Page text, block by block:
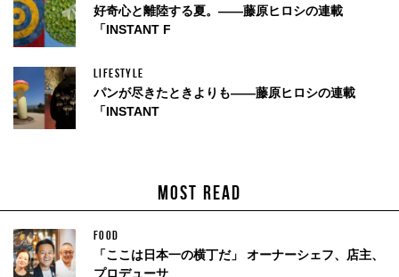
MOST READ
FOOD
「ここは日本一の横丁だ」 オーナーシェフ、店主、
プロデューサ
好奇心と離陸する夏。——藤原ヒロシの連載
「INSTANT F
LIFESTYLE
パンが尽きたときよりも——藤原ヒロシの連載
「INSTANT